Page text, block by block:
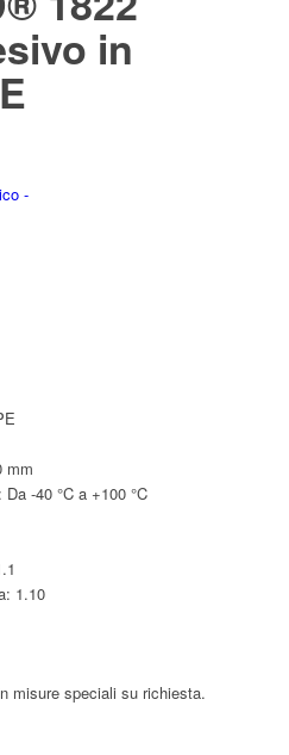
in
mm
Da -40 °C a +100 °C
1.10
misure speciali su richiesta.